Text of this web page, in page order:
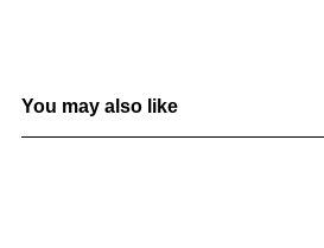
You may also like